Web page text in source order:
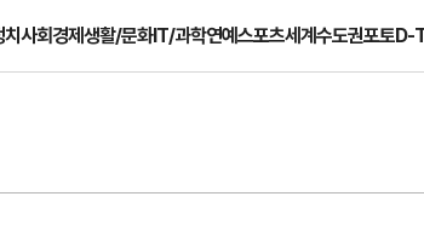
치사회경제생활/문화IT/과학연예스포츠세계수도권포토D-